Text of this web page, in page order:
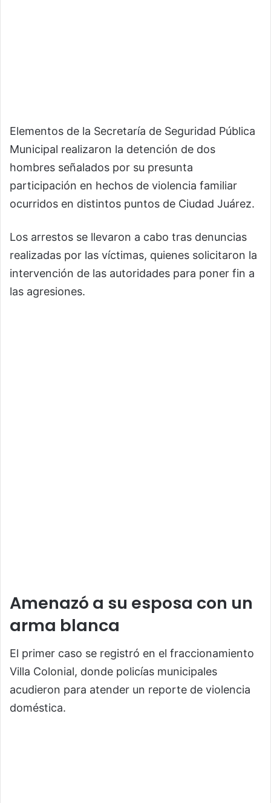
Elementos de la Secretaría de Seguridad Pública
Municipal realizaron la detención de dos
hombres señalados por su presunta
participación en hechos de violencia familiar
ocurridos en distintos puntos de Ciudad Juárez.
Los arrestos se llevaron a cabo tras denuncias
realizadas por las víctimas, quienes solicitaron la
intervención de las autoridades para poner fin a
las agresiones.
Amenazó a su esposa con un
arma blanca
El primer caso se registró en el fraccionamiento
Villa Colonial, donde policías municipales
acudieron para atender un reporte de violencia
doméstica.